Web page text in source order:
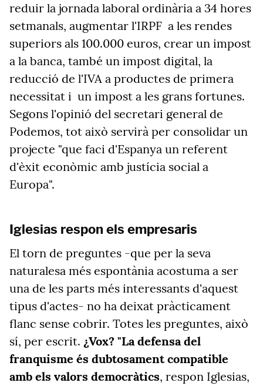
reduir la jornada laboral ordinària a 34 hores
setmanals, augmentar l'IRPF a les rendes
superiors als 100.000 euros, crear un impost
a la banca, també un impost digital, la
reducció de l'IVA a productes de primera
necessitat i un impost a les grans fortunes.
Segons l'opinió del secretari general de
Podemos, tot això servirà per consolidar un
projecte "que faci d'Espanya un referent
d'èxit econòmic amb justícia social a
Europa".
Iglesias respon els empresaris
El torn de preguntes -que per la seva
naturalesa més espontània acostuma a ser
una de les parts més interessants d'aquest
tipus d'actes- no ha deixat pràcticament
flanc sense cobrir. Totes les preguntes, això
sí, per escrit. ¿Vox? "La defensa del
franquisme és dubtosament compatible
amb els valors democràtics, respon Iglesias,